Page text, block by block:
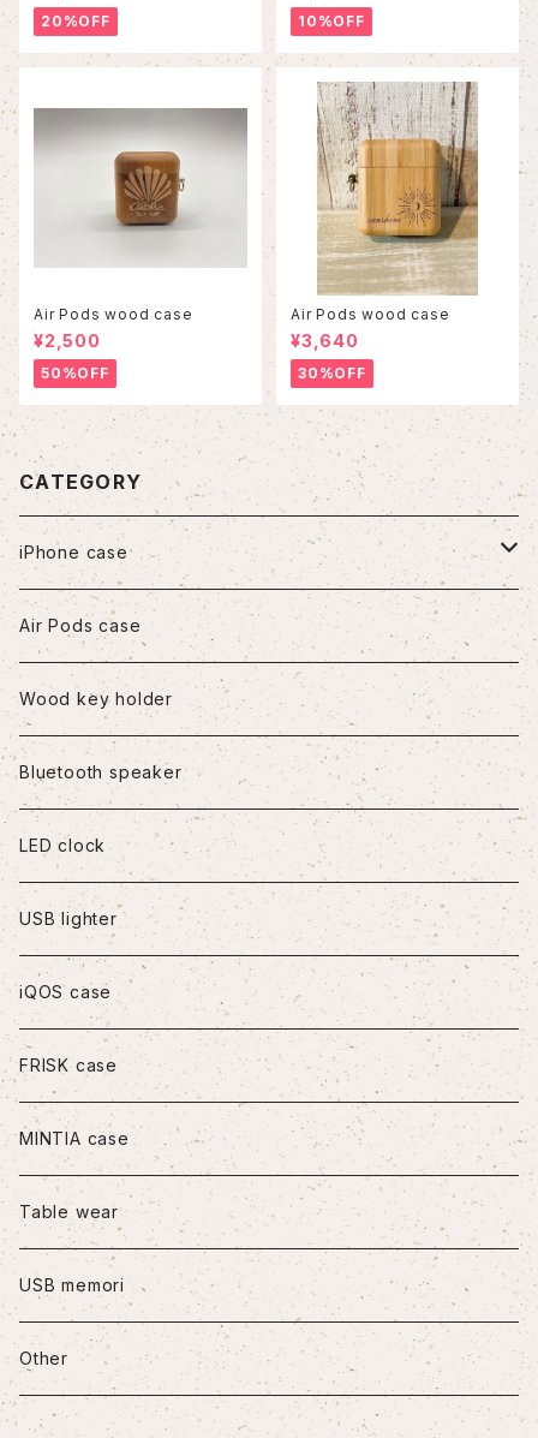
20%OFF 10%OFF
Air Pods wood case
¥2,500
50%OFF
Air Pods wood case
¥3,640
30%OFF
CATEGORY
iPhone case
iPhone7/8/SE2
iPhone8Plus
iPhoneX/XS
iPhoneXR
iPhoneXS Max
iPhone11
iPhone11Pro
iPhone11Pro Max
iPhone12/12Pro
iPhone12mini
iPhone12Pro Max
iPhone13
Air Pods case
Wood key holder
Bluetooth speaker
LED clock
USB lighter
iQOS case
FRISK case
MINTIA case
Table wear
USB memori
Other